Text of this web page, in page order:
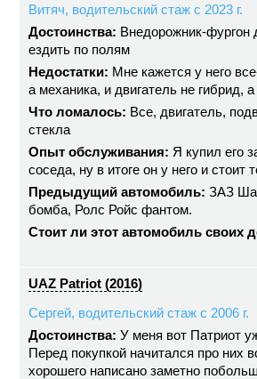
Витяч, водительский стаж с 2023 г.
Достоинства: Внедорожник-фургон
ездить по полям
Недостатки: Мне кажется у него
а механика, и двигатель не гибрид,
Что ломалось: Все, двигатель,
стекла
Опыт обслуживания: Я купил его
соседа, ну в итоге он у него и стоит
Предыдущий автомобиль: ЗАЗ
бомба, Ролс Ройс фантом.
Стоит ли этот автомобиль своих
UAZ Patriot (2016)
Сергей, водительский стаж с 2006 г.
Достоинства: У меня вот Патриот
Перед покупкой начитался про них
хорошего написано заметно